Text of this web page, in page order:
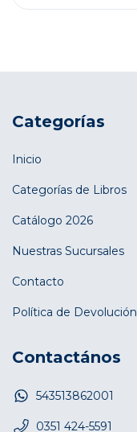
Categorías
Inicio
Categorías de Libros
Catálogo 2026
Nuestras Sucursales
Contacto
Política de Devolución
Contactános
543513862001
0351 424-5591